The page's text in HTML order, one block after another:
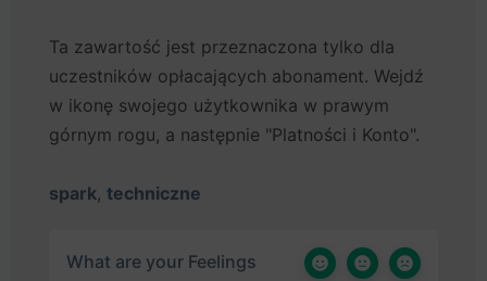
Ta zawartość jest przeznaczona tylko dla
uczestników opłacających abonament. Wejdź
w ikonę swojego użytkownika w prawym
górnym rogu, a następnie "Platności i Konto".
spark, techniczne
What are your Feelings